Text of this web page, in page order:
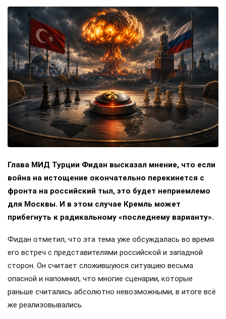
Глава МИД Турции Фидан высказал мнение, что если
война на истощение окончательно перекинется с
фронта на российский тыл, это будет неприемлемо
для Москвы. И в этом случае Кремль может
прибегнуть к радикальному «последнему варианту».
Фидан отметил, что эта тема уже обсуждалась во время
его встреч с представителями российской и западной
сторон. Он считает сложившуюся ситуацию весьма
опасной и напомнил, что многие сценарии, которые
раньше считались абсолютно невозможными, в итоге всё
же реализовывались.